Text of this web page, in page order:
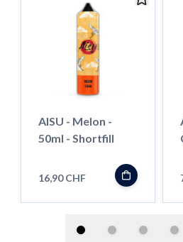
AISU - Melon -
50ml - Shortfill
16,90 CHF